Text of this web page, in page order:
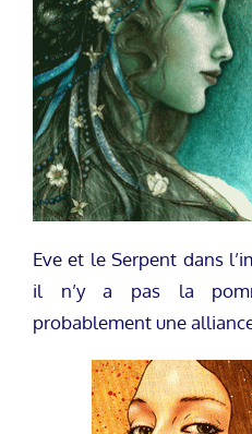
Eve et le Serpent dans
il n’y a pas la
probablement une